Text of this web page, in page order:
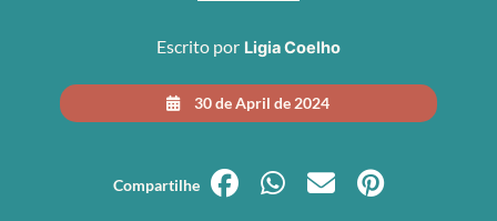
Escrito por Ligia Coelho
30 de April de 2024